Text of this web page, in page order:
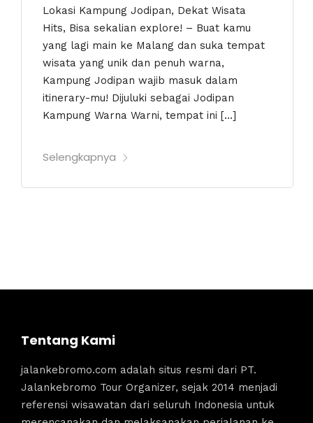
Lokasi Kampung Jodipan, Dekat Wisata
Hits, Bisa sekalian explore! – Buat kamu
yang lagi main ke Malang dan suka tempat
wisata yang unik dan penuh warna,
Kampung Jodipan wajib masuk dalam
itinerary-mu! Dijuluki sebagai Jodipan
Kampung Warna Warni, tempat ini […]
Selengkapnya
Tentang Kami
jalankebromo.com adalah situs resmi dari PT.
Jalankebromo Tour Organizer, sejak 2014 menjadi
referensi wisawatan dari seluruh Indonesia untuk